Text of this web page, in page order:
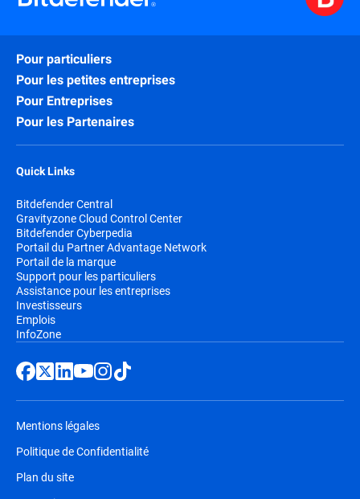
Pour particuliers
Pour les petites entreprises
Pour Entreprises
Pour les Partenaires
Quick Links
Bitdefender Central
Gravityzone Cloud Control Center
Bitdefender Cyberpedia
Portail du Partner Advantage Network
Portail de la marque
Support pour les particuliers
Assistance pour les entreprises
Investisseurs
Emplois
InfoZone
Mentions légales
Politique de Confidentialité
Plan du site